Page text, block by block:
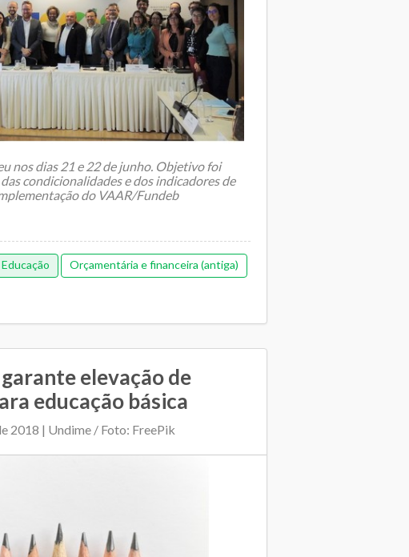
nos dias 21 e 22 de junho. Objetivo foi
condicionalidades e dos indicadores de
do VAAR/Fundeb
Orçamentária e financeira (antiga)
elevação de
educação básica
2018 | Undime / Foto: FreePik